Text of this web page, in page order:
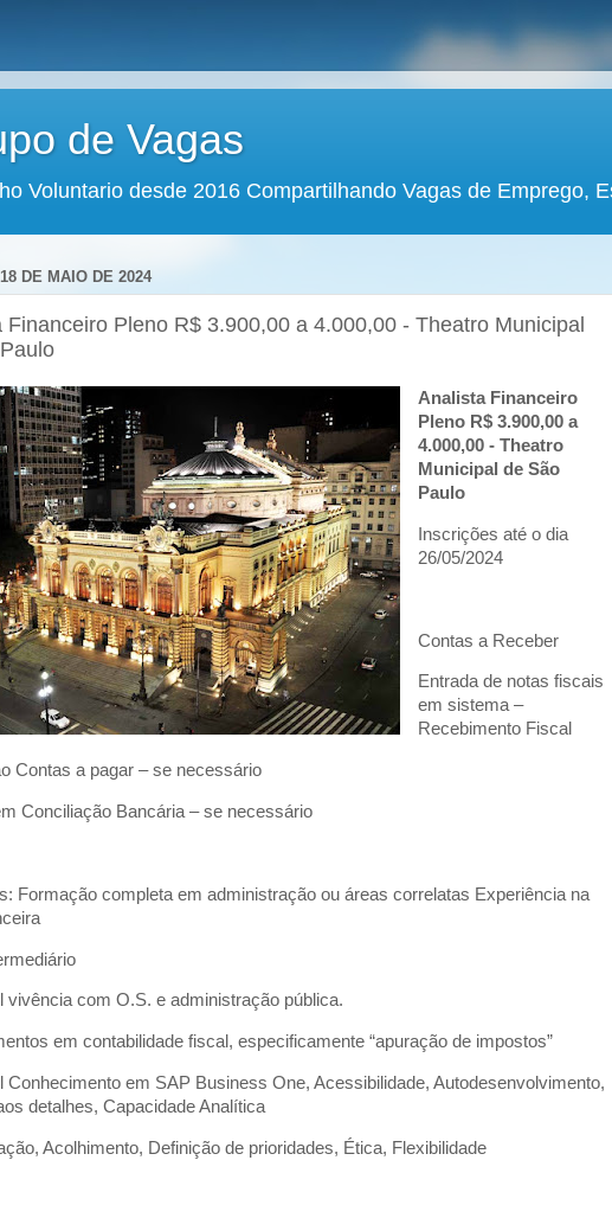
de Vagas
Voluntario desde 2016 Compartilhando Vagas de Emprego,
DE MAIO DE 2024
Financeiro Pleno R$ 3.900,00 a 4.000,00 - Theatro Municipal
Analista Financeiro
Pleno R$ 3.900,00 a
4.000,00 - Theatro
Municipal de São
Paulo
Inscrições até o dia
26/05/2024
Contas a Receber
Entrada de notas fiscais
em sistema –
Recebimento Fiscal
Contas a pagar – se necessário
Conciliação Bancária – se necessário
Formação completa em administração ou áreas correlatas Experiência na
vivência com O.S. e administração pública.
em contabilidade fiscal, especificamente “apuração de impostos”
Conhecimento em SAP Business One, Acessibilidade, Autodesenvolvimento,
detalhes, Capacidade Analítica
Acolhimento, Definição de prioridades, Ética, Flexibilidade